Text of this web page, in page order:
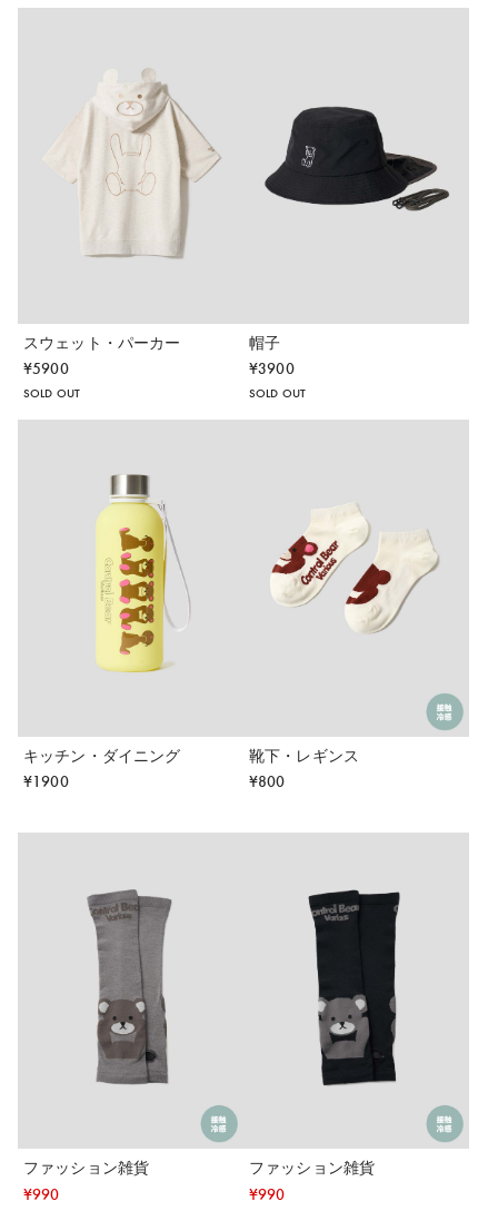
スウェット・パーカー
¥5900
SOLD OUT
帽子
¥3900
SOLD OUT
キッチン・ダイニング
¥1900
靴下・レギンス
¥800
ファッション雑貨
¥990
ファッション雑貨
¥990